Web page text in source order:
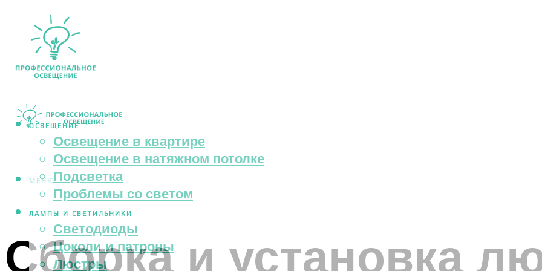
ОСВЕЩЕНИЕ
Освещение в квартире
Освещение в натяжном потолке
Подсветка
Проблемы со светом
ЛАМПЫ И СВЕТИЛЬНИКИ
Светодиоды
Цоколи и патроны
Люстры
МЕНЮ
Сборка и установка